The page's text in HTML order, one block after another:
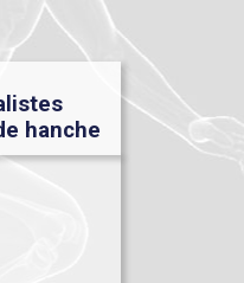
hanche